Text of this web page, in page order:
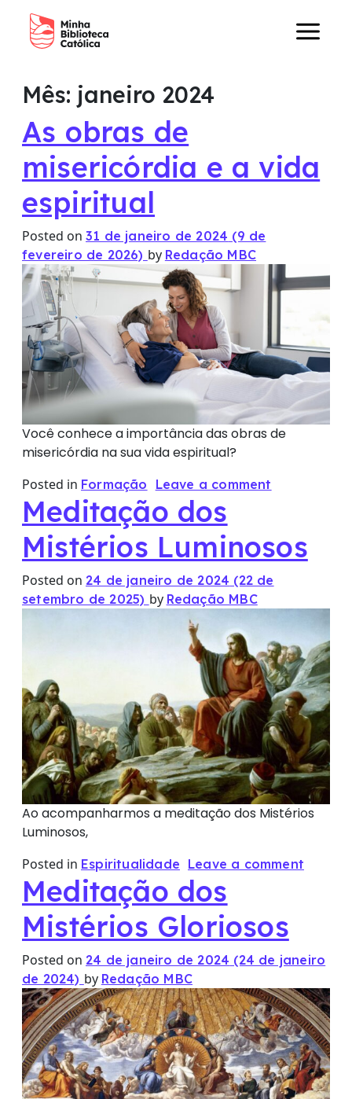
Main Navigation
Mês: janeiro 2024
As obras de
misericórdia e a vida
espiritual
Posted on 31 de janeiro de 2024 (9 de
fevereiro de 2026) by Redação MBC
Você conhece a importância das obras de
misericórdia na sua vida espiritual?
Posted in Formação Leave a comment
Meditação dos
Mistérios Luminosos
Posted on 24 de janeiro de 2024 (22 de
setembro de 2025) by Redação MBC
Ao acompanharmos a meditação dos Mistérios
Luminosos,
Posted in Espiritualidade Leave a comment
Meditação dos
Mistérios Gloriosos
Posted on 24 de janeiro de 2024 (24 de janeiro
de 2024) by Redação MBC